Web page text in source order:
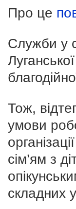
Про це
Служби у
Тож,
умови
сім’ям з
складних